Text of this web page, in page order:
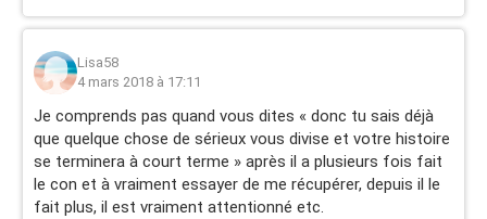
Lisa58
4 mars 2018 à 17:11
Je comprends pas quand vous dites « donc tu sais déjà
que quelque chose de sérieux vous divise et votre histoire
se terminera à court terme » après il a plusieurs fois fait
le con et à vraiment essayer de me récupérer, depuis il le
fait plus, il est vraiment attentionné etc.